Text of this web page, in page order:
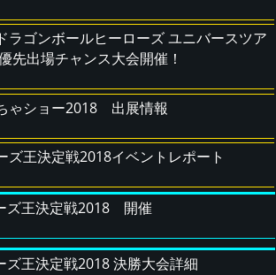
ラゴンボールヒーローズ ユニバースツア
出場チャンス大会開催！
ゃショー2018 出展情報
ズ王決定戦2018イベントレポート
ズ王決定戦2018 開催
ズ王決定戦2018 決勝大会詳細